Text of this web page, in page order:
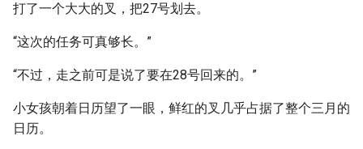
打了一个大大的叉，把27号划去。
“这次的任务可真够长。”
“不过，走之前可是说了要在28号回来的。”
小女孩朝着日历望了一眼，鲜红的叉几乎占据了整个三月的
日历。